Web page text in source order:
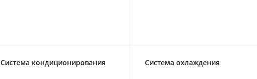
Система кондиционирования Система охлаждения